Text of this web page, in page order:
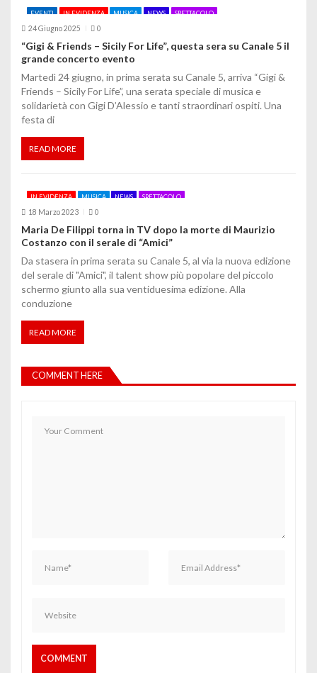
EVENTI IN EVIDENZA MUSICA NEWS SPETTACOLO
24 Giugno 2025 0
“Gigi & Friends – Sicily For Life”, questa sera su Canale 5 il
grande concerto evento
Martedì 24 giugno, in prima serata su Canale 5, arriva “Gigi &
Friends – Sicily For Life”, una serata speciale di musica e
solidarietà con Gigi D’Alessio e tanti straordinari ospiti. Una
festa di
READ MORE
IN EVIDENZA MUSICA NEWS SPETTACOLO
18 Marzo 2023 0
Maria De Filippi torna in TV dopo la morte di Maurizio
Costanzo con il serale di “Amici”
Da stasera in prima serata su Canale 5, al via la nuova edizione
del serale di "Amici", il talent show più popolare del piccolo
schermo giunto alla sua ventiduesima edizione. Alla
conduzione
READ MORE
COMMENT HERE